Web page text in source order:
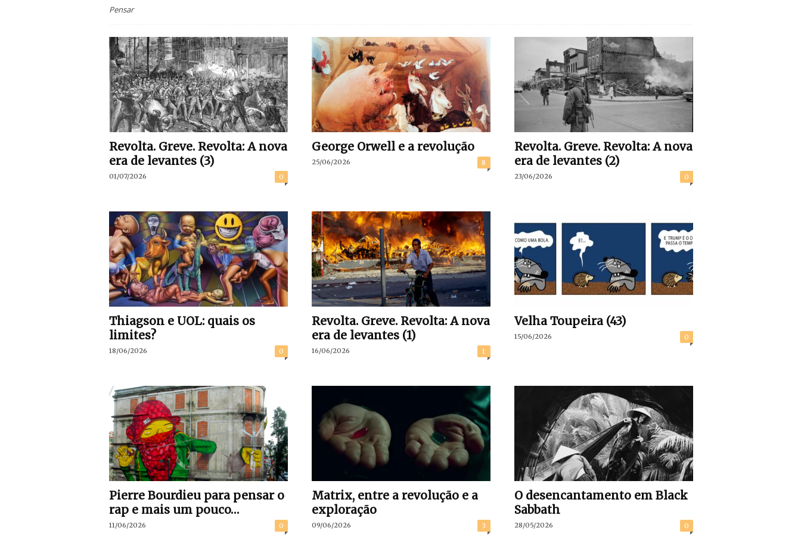
Pensar
Revolta. Greve. Revolta: A nova
era de levantes (3)
01/07/2026 0
George Orwell e a revolução
25/06/2026 8
Revolta. Greve. Revolta: A nova
era de levantes (2)
23/06/2026 0
Thiagson e UOL: quais os
limites?
18/06/2026 0
Revolta. Greve. Revolta: A nova
era de levantes (1)
16/06/2026 1
Velha Toupeira (43)
15/06/2026 0
Pierre Bourdieu para pensar o
rap e mais um pouco…
11/06/2026 0
Matrix, entre a revolução e a
exploração
09/06/2026 3
O desencantamento em Black
Sabbath
28/05/2026 0